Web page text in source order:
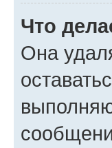
Что
Она